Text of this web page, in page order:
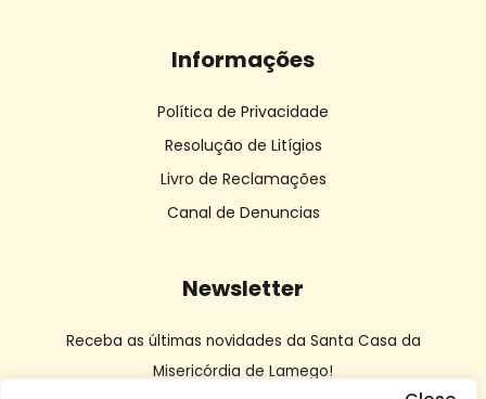
Informações
Política de Privacidade
Resolução de Litígios
Livro de Reclamações
Canal de Denuncias
Newsletter
Receba as últimas novidades da Santa Casa da
Misericórdia de Lamego!